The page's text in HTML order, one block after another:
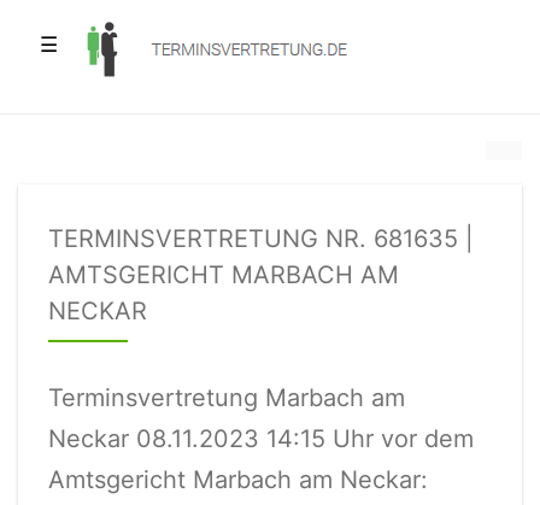
☰
TERMINSVERTRETUNG NR. 681635 |
AMTSGERICHT MARBACH AM
NECKAR
Terminsvertretung Marbach am
Neckar 08.11.2023 14:15 Uhr vor dem
Amtsgericht Marbach am Neckar: